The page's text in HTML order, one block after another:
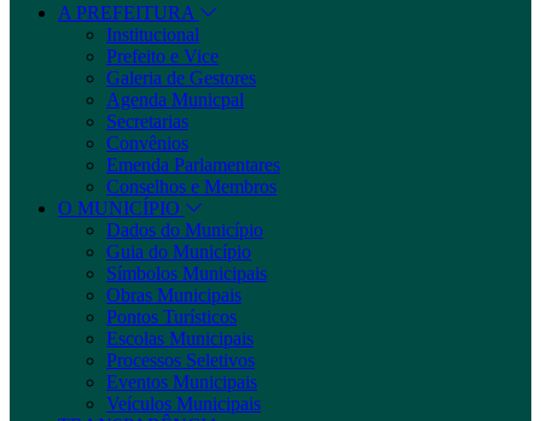
A PREFEITURA
Institucional
Prefeito e Vice
Galeria de Gestores
Agenda Municpal
Secretarias
Convênios
Emenda Parlamentares
Conselhos e Membros
O MUNICÍPIO
Dados do Município
Guia do Município
Símbolos Municipais
Obras Municipais
Pontos Turísticos
Escolas Municipais
Processos Seletivos
Eventos Municipais
Veículos Municipais